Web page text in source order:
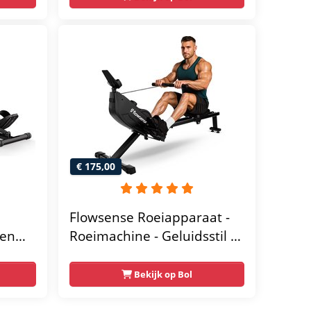
gebruikers - Inklapbaar
kg
€ 175,00
Flowsense Roeiapparaat -
Roeimachine - Geluidsstil -
Fitness - Rowing Machine
16 Weerstandniveaus - LCD
Bekijk op Bol